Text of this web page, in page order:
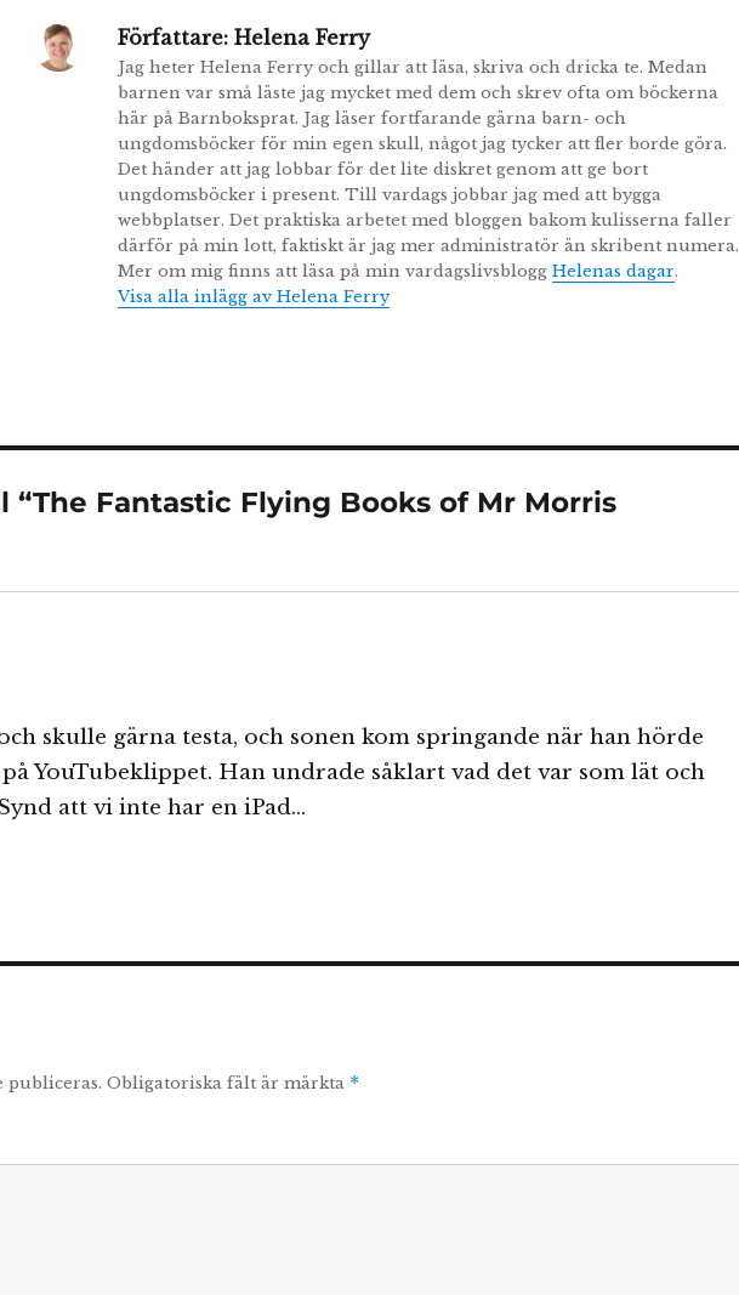
Författare:Helena Ferry
Jag heter Helena Ferry och gillar att läsa, skriva och dricka te. Medan
barnen var små läste jag mycket med dem och skrev ofta om böckerna
här på Barnboksprat. Jag läser fortfarande gärna barn- och
ungdomsböcker för min egen skull, något jag tycker att fler borde göra.
Det händer att jag lobbar för det lite diskret genom att ge bort
ungdomsböcker i present. Till vardags jobbar jag med att bygga
webbplatser. Det praktiska arbetet med bloggen bakom kulisserna faller
därför på min lott, faktiskt är jag mer administratör än skribent numera.
Mer om mig finns att läsa på min vardagslivsblogg Helenas dagar.
Visa alla inlägg av Helena Ferry
“The Fantastic Flying Books of Mr Morris
skulle gärna testa, och sonen kom springande när han hörde
YouTubeklippet. Han undrade såklart vad det var som lät och
att vi inte har en iPad…
publiceras. Obligatoriska fält är märkta *